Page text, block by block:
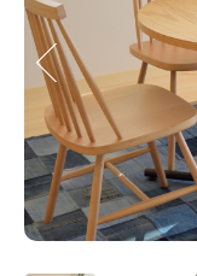
Previous